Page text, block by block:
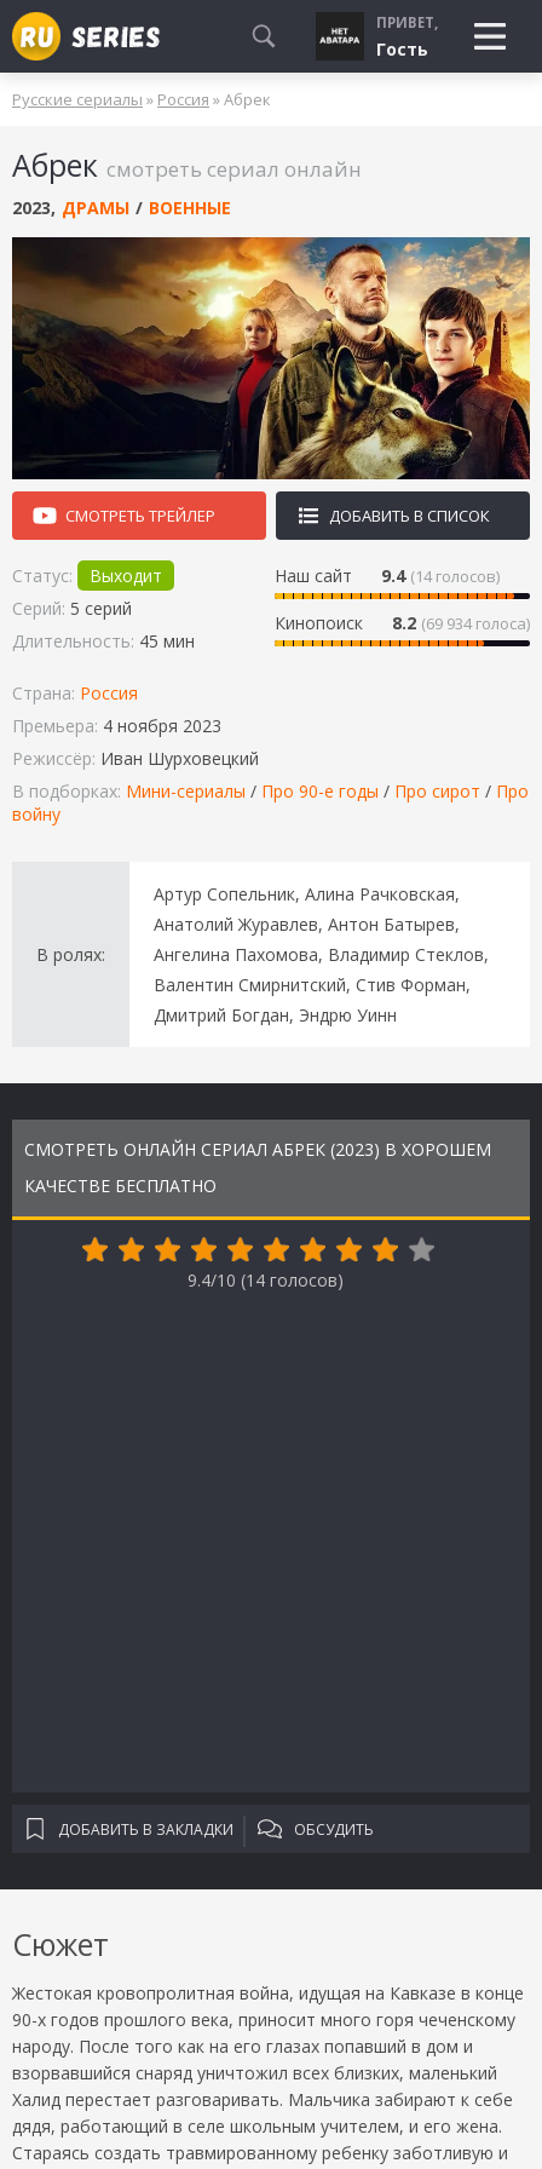
СМОТРЮ
БУДУ СМОТРЕТЬ
УЖЕ СМОТРЕЛ
ПРИВЕТ,
Гость
Русские сериалы » Россия » Абрек
Абрек смотреть сериал онлайн
2023, ДРАМЫ / ВОЕННЫЕ
СМОТРЕТЬ ТРЕЙЛЕР ДОБАВИТЬ В СПИСОК
Наш сайт 9.4 (14голосов)
Кинопоиск 8.2 (69 934 голоса)
Статус:
Выходит
Серий: 5 серий
Длительность: 45 мин
Страна: Россия
Премьера: 4 ноября 2023
Режиссёр: Иван Шурховецкий
В подборках: Мини-сериалы / Про 90-е годы / Про сирот / Про
войну
В ролях:
Артур Сопельник, Алина Рачковская,
Анатолий Журавлев, Антон Батырев,
Ангелина Пахомова, Владимир Стеклов,
Валентин Смирнитский, Стив Форман,
Дмитрий Богдан, Эндрю Уинн
СМОТРЕТЬ ОНЛАЙН СЕРИАЛ АБРЕК (2023) В ХОРОШЕМ
КАЧЕСТВЕ БЕСПЛАТНО
9.4/10 (14голосов)
ДОБАВИТЬ В ЗАКЛАДКИ ОБСУДИТЬ
Сюжет
Жестокая кровопролитная война, идущая на Кавказе в конце
90-х годов прошлого века, приносит много горя чеченскому
народу. После того как на его глазах попавший в дом и
взорвавшийся снаряд уничтожил всех близких, маленький
Халид перестает разговаривать. Мальчика забирают к себе
дядя, работающий в селе школьным учителем, и его жена.
Стараясь создать травмированному ребенку заботливую и